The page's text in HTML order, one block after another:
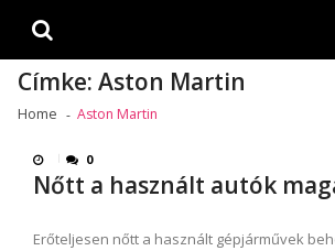
Címke:Aston Martin
Home Aston Martin
0
Nőtt a használt autók
Erőteljesen nőtt a használt gépjárművek